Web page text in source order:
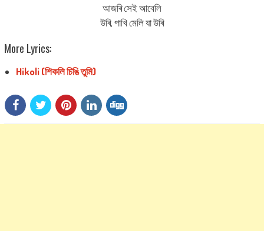
আজৰি সেই আবেলি
উৰি, পাখি মেলি যা উৰি
More Lyrics:
Hikoli (শিকলি চিঙি তুমি)